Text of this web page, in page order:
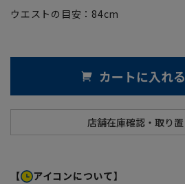
ウエストの目安： 84cm
カートに入れる
【 アイコンについて】